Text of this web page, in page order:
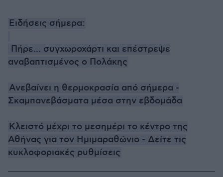
Ειδήσεις σήμερα:
Πήρε... συγχωροχάρτι και επέστρεψε
αναβαπτισμένος ο Πολάκης
Ανεβαίνει η θερμοκρασία από σήμερα -
Σκαμπανεβάσματα μέσα στην εβδομάδα
Κλειστό μέχρι το μεσημέρι το κέντρο της
Αθήνας για τον Ημιμαραθώνιο - Δείτε τις
κυκλοφοριακές ρυθμίσεις